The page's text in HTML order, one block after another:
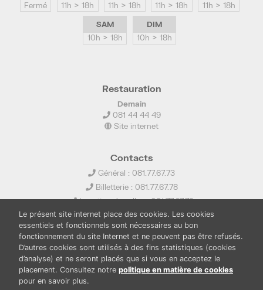
Fermé
11h > 18h
11h > 18h
11h > 18h
11h > 18h
SAM
10h > 18h
DIM
10h > 18h
Restauration
Demain
081 44 44 49
Site internet
Contacts
Général : 081.77.67.73
Billetterie : 081.77.67.78
Location de salles : 081.77.67.79
info@ledelta.be
Le présent site internet place des cookies. Les cookies
essentiels et fonctionnels sont nécessaires au bon
fonctionnement du site Internet et ne peuvent pas être refusés.
D’autres cookies sont utilisés à des fins statistiques (cookies
d’analyse) et ne seront placés que si vous en acceptez le
placement. Consultez notre politique en matière de cookies
pour en savoir plus.